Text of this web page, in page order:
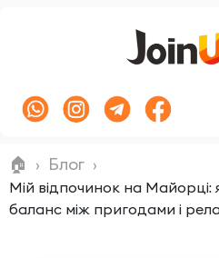
🏠 Блог
Мій відпочинок на Майорці:
баланс між пригодами і